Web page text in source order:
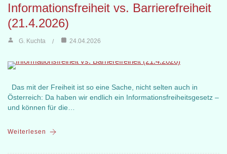
Informationsfreiheit vs. Barrierefreiheit
(21.4.2026)
G. Kuchta 24.04.2026
Das mit der Freiheit ist so eine Sache, nicht selten auch in
Österreich: Da haben wir endlich ein Informationsfreiheitsgesetz –
und können für die…
Weiterlesen